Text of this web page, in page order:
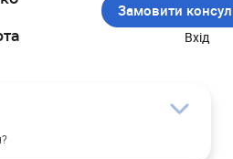
Замовити
Вхід